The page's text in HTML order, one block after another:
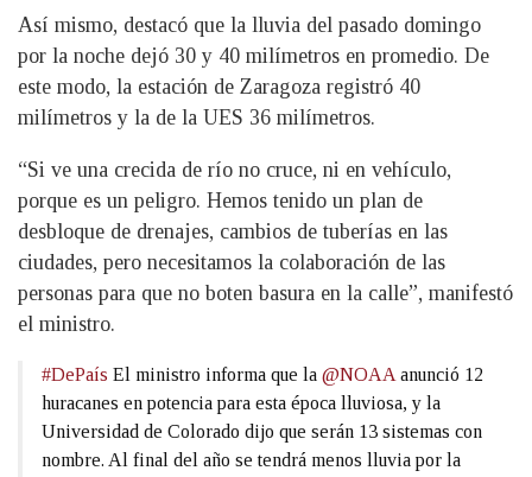
Así mismo, destacó que la lluvia del pasado domingo
por la noche dejó 30 y 40 milímetros en promedio. De
este modo, la estación de Zaragoza registró 40
milímetros y la de la UES 36 milímetros.
“Si ve una crecida de río no cruce, ni en vehículo,
porque es un peligro. Hemos tenido un plan de
desbloque de drenajes, cambios de tuberías en las
ciudades, pero necesitamos la colaboración de las
personas para que no boten basura en la calle”, manifestó
el ministro.
#DePaís El ministro informa que la @NOAA anunció 12
huracanes en potencia para esta época lluviosa, y la
Universidad de Colorado dijo que serán 13 sistemas con
nombre. Al final del año se tendrá menos lluvia por la